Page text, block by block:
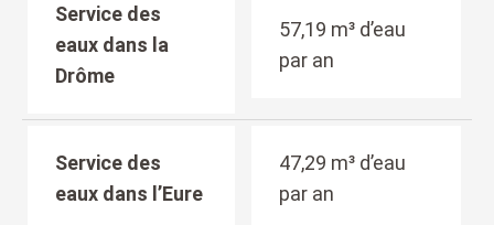
Service des
eaux dans la
Drôme
57,19 m³ d’eau
par an
Service des
eaux dans l’Eure
47,29 m³ d’eau
par an